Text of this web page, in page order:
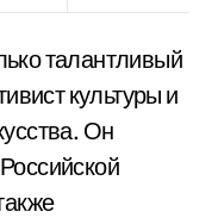
талантливый
культуры и
Он